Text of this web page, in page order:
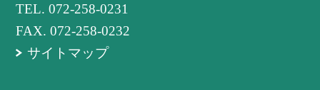
TEL.072-258-0231
FAX. 072-258-0232
サイトマップ